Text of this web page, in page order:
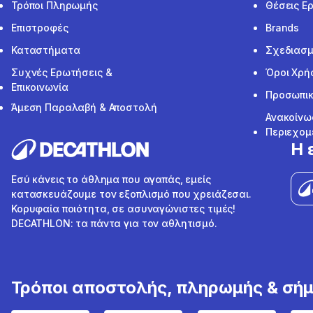
Τρόποι Πληρωμής
Επιστροφές
Καταστήματα
Συχνές Ερωτήσεις &
Επικοινωνία
Άμεση Παραλαβή & Αποστολή
Θέσεις
Brands
Όροι
Εσύ κάνεις το άθλημα που αγαπάς, εμείς
κατασκευάζουμε τον εξοπλισμό που χρειάζεσαι.
Κορυφαία ποιότητα, σε ασυναγώνιστες τιμές!
DECATHLON: τα πάντα για τον αθλητισμό.
Η
Τρόποι αποστολής, πληρωμής &